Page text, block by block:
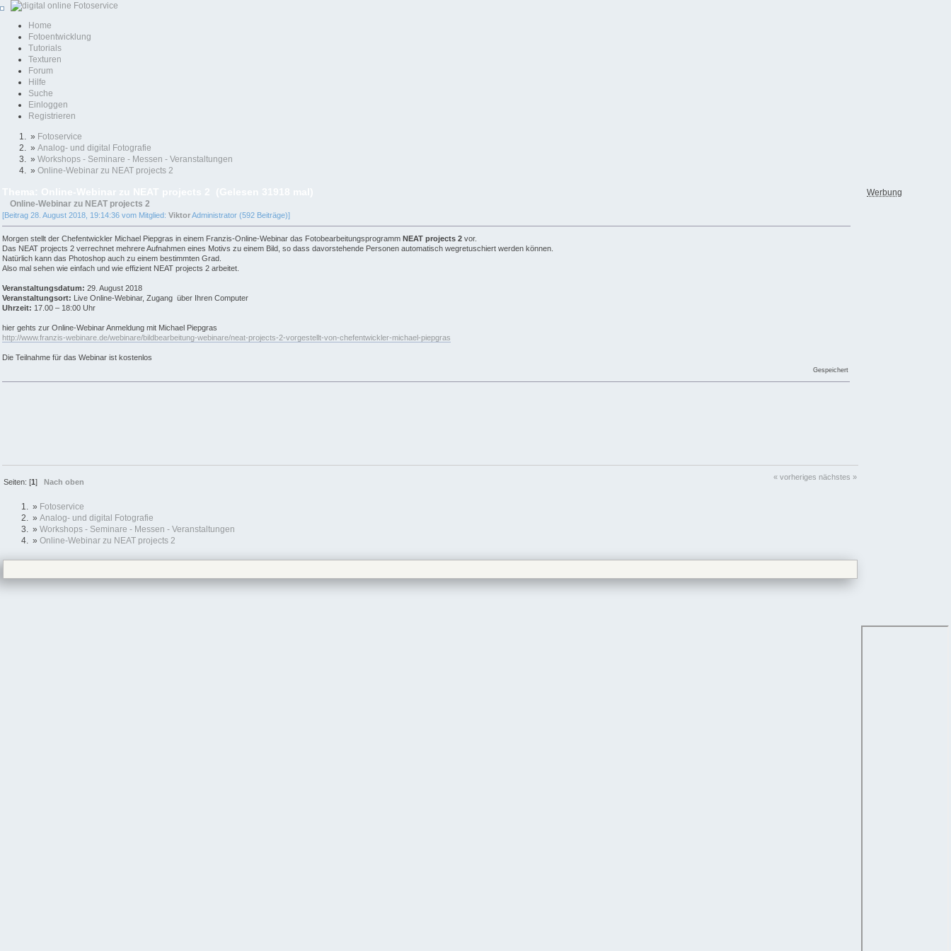
Home
Fotoentwicklung
Tutorials
Texturen
Forum
Hilfe
Suche
Einloggen
Registrieren
» Fotoservice
» Analog- und digital Fotografie
» Workshops - Seminare - Messen - Veranstaltungen
» Online-Webinar zu NEAT projects 2
Online-Webinar zu NEAT projects 2
[Beitrag 28. August 2018, 19:14:36 vom Mitglied: ViktorAdministrator (592 Beiträge)]
Morgen stellt der Chefentwickler Michael Piepgras in einem Franzis-Online-Webinar das Fotobearbeitungsprogramm NEAT projects 2 vor.
Das NEAT projects 2 verrechnet mehrere Aufnahmen eines Motivs zu einem Bild, so dass davorstehende Personen automatisch wegretuschiert werden können.
Natürlich kann das Photoshop auch zu einem bestimmten Grad.
Also mal sehen wie einfach und wie effizient NEAT projects 2 arbeitet.
Veranstaltungsdatum: 29. August 2018
Veranstaltungsort: Live Online-Webinar, Zugang über Ihren Computer
Uhrzeit: 17.00 – 18:00 Uhr
hier gehts zur Online-Webinar Anmeldung mit Michael Piepgras
http://www.franzis-webinare.de/webinare/bildbearbeitung-webinare/neat-projects-2-vorgestellt-von-chefentwickler-michael-piepgras
Die Teilnahme für das Webinar ist kostenlos
Gespeichert
Seiten: [1]Nach oben
« vorheriges nächstes »
» Fotoservice
» Analog- und digital Fotografie
» Workshops - Seminare - Messen - Veranstaltungen
» Online-Webinar zu NEAT projects 2
Werbung